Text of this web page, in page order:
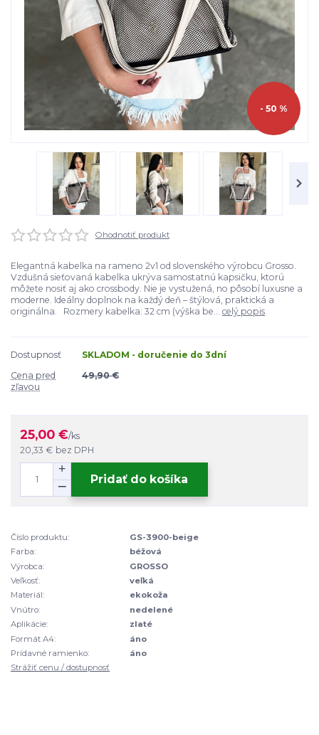
- 50 %
Ohodnotiť produkt
Elegantná kabelka na rameno 2v1 od slovenského výrobcu Grosso.
Vzdušná sieťovaná kabelka ukrýva samostatnú kapsičku, ktorú
môžete nosiť aj ako crossbody. Nie je vystužená, no pôsobí luxusne a
moderne. Ideálny doplnok na každý deň – štýlová, praktická a
originálna. Rozmery kabelka: 32 cm (výška be... celý popis
Dostupnosť
SKLADOM - doručenie do 3dní
Cena pred
zľavou
49,90 €
25,00 €/ks
20,33 € bez DPH
Pridať do košíka
Číslo produktu:
GS-3900-beige
Farba:
béžová
Výrobca:
GROSSO
Veľkosť:
veľká
Materiál:
ekokoža
Vnútro:
nedelené
Aplikácie:
zlaté
Formát A4:
áno
Prídavné ramienko:
áno
Strážiť cenu / dostupnosť